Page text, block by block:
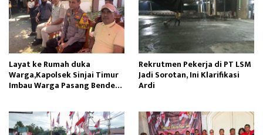
Layat ke Rumah duka
Warga,Kapolsek Sinjai Timur
Imbau Warga Pasang Bendera
Rekrutmen Pekerja di PT LSM
Jadi Sorotan, Ini Klarifikasi
Ardi